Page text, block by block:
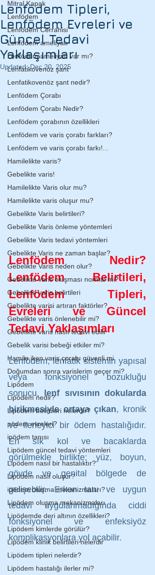
Mitral Kapak
Lenfödem
Lenfödem Cerrahisi
Lenfödem ameliyatı
Lenfödem ameliyatı var mı?
Lenfatikovenöz şant
Lenfatikovenöz şant nedir?
Lenfödem Çorabı
Lenfödem Çorabı Nedir?
Lenfödem çorabının özellikleri
Lenfödem ve varis çorabı farkları?
Lenfödem ve varis çorabı farkı!...
Hamilelikte varis?
Gebelikte varis!
Hamilelikte Varis olur mu?
Hamilelikte varis oluşur mu?
Gebelikte Varis belirtileri?
Gebelikte Varis önleme yöntemleri
Gebelikte Varis tedavi yöntemleri
Gebelikte Varis ne zaman başlar?
Gebelikte Varis neden olur?
Gebelikte varis oluşması normal mi?
Gebelikte varis belirtileri
Gebelikte varisi artıran faktörler?
Gebelikte varis önlenebilir mi?
Gebelikte varis nasıl tedavi edilir
Gebelik varisi bebeği etkiler mi?
Hamile iken varis çorabı güvenli mi
Doğumdan sonra varislerim geçer mi?
Lipödem
Lipödem nedir?
Lipödem belirtileri nelerdir?
pödem evreleri?
ipödem tanısı
Lipödem güncel tedavi yöntemleri
Lipödem nasıl bir hastalıktır?
Lipödem nasıl oluşur?
ipödem oluşma mekanizmaları?
Lipödem oluşma mekanizmaları
Lipödemde deri altının özellikleri?
Lipödem kimlerde görülür?
Lipödem klinik belirtileri nelerdir
Lipödem tipleri nelerdir?
Lipödem hastalığı ilerler mi?
Lenfödem Tipleri,
Lenfödem Evreleri ve
Güncel Tedavi
Yaklaşımları
Updated:Dec 20, 2025
Lenfödem Nedir?
Lenfödem Belirtileri,
Lenfödem Tipleri,
Evreleri ve Güncel
Tedavi Yaklaşımları
Lenfödem; lenfatik sistemin yapısal
veya fonksiyonel bozukluğu
sonucu, lenf sıvısının dokularda
birikmesiyle ortaya çıkan, kronik
ve ilerleyici bir ödem hastalığıdır.
En sık kol ve bacaklarda
görülmekle birlikte; yüz, boyun,
gövde ve genital bölgede de
gelişebilir. Erken tanı ve uygun
tedavi uygulanmadığında ciddi
fonksiyonel ve enfeksiyöz
komplikasyonlara yol açabilir.